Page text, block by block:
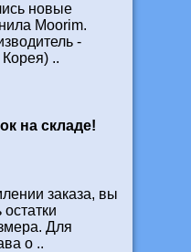
новые
Moorim.
-
..
на складе!
заказа, вы
Для
о ..